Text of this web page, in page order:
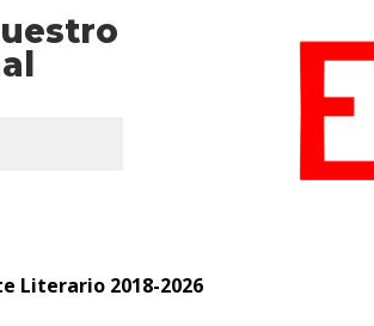
Literario 2018-2026